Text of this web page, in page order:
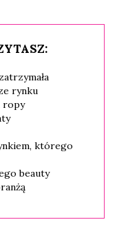
rynku
ropy
którego
beauty